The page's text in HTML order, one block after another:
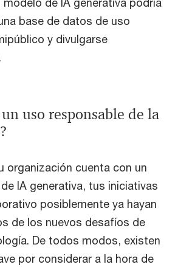
base de datos de uso
y divulgarse
uso responsable de la
organización cuenta con un
IA generativa, tus iniciativas
posiblemente ya hayan
de los nuevos desafíos de
De todos modos, existen
por considerar a la hora de